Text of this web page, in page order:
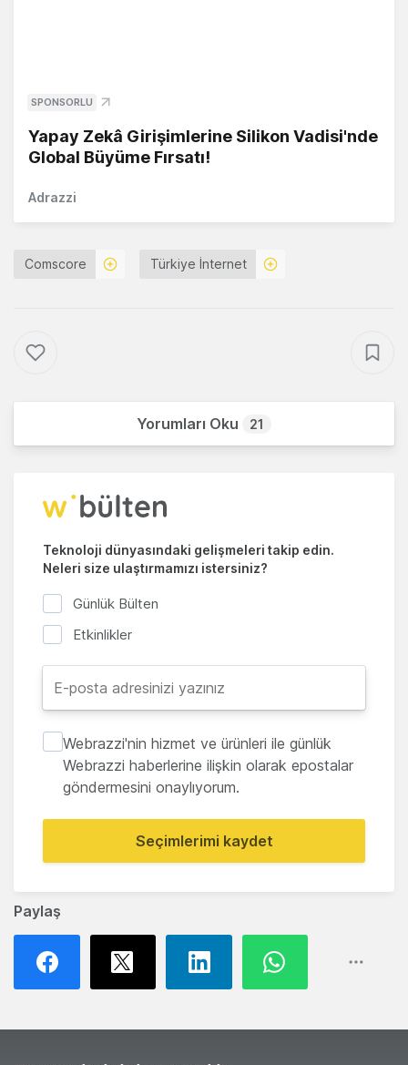
Paylaş
SPONSORLU
Yapay Zekâ Girişimlerine Silikon Vadisi'nde
Global Büyüme Fırsatı!
Adrazzi
Comscore Türkiye İnternet
Yorumları Oku 21
Teknoloji dünyasındaki gelişmeleri takip edin.
Neleri size ulaştırmamızı istersiniz?
Günlük Bülten
Etkinlikler
Webrazzi'nin hizmet ve ürünleri ile günlük
Webrazzi haberlerine ilişkin olarak epostalar
göndermesini onaylıyorum.
Seçimlerimi kaydet